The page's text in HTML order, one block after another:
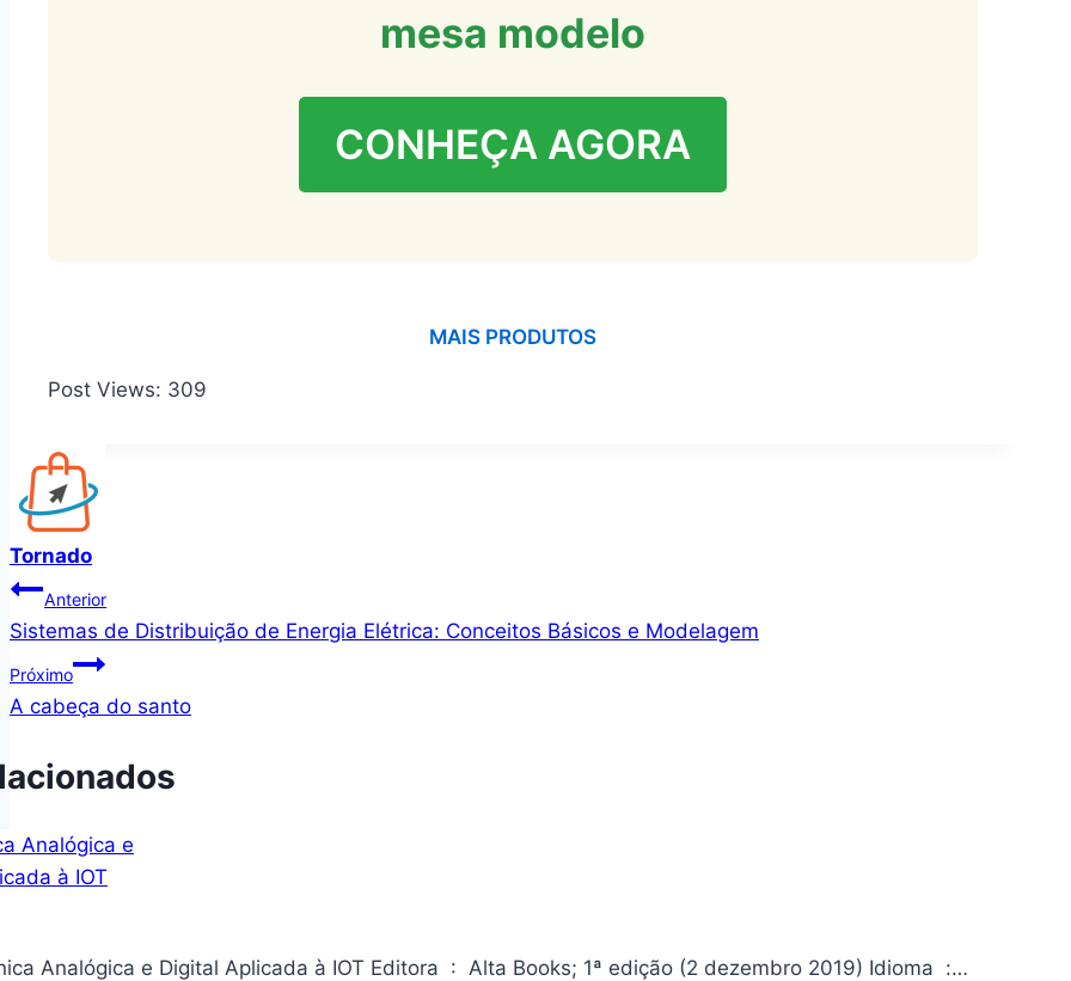
mesa modelo
CONHEÇA AGORA
MAIS PRODUTOS
Post Views: 309
Tornado
Navegação
de
Post
Anterior
Sistemas de Distribuição de Energia Elétrica: Conceitos Básicos e Modelagem
Próximo
A cabeça do santo
Eletrônica Analógica e Digital Aplicada à IOT Editora ‏ : ‎ Alta Books; 1ª edição (2 dezembro 2019) Idioma ‏ :…